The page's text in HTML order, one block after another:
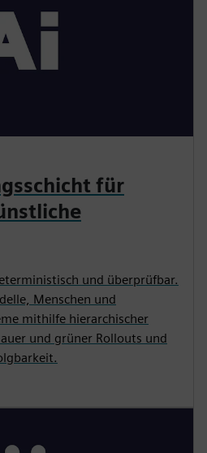
für
und überprüfbar.
Menschen und
mithilfe hierarchischer
und grüner Rollouts und